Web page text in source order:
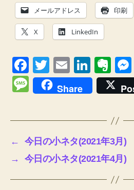
メールアドレス 印刷
X LinkedIn
F
a
c
o
o
k
T
wi
tt
E
m
ail
Li
n
k
n
E
v
er
n
ot
e
M
ss
a
g
e
Share
←
今日の小ネタ(2021年3月)
→
今日の小ネタ(2021年4月)